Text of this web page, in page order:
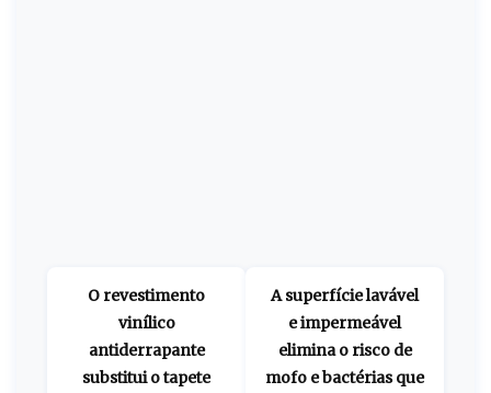
O revestimento
vinílico
antiderrapante
substitui o tapete
A superfície lavável
e impermeável
elimina o risco de
mofo e bactérias que